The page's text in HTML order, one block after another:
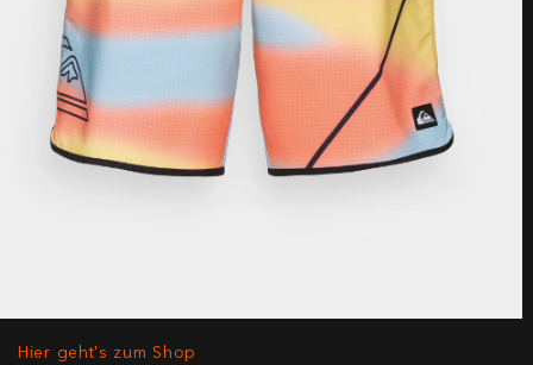
Hier geht's zum Shop